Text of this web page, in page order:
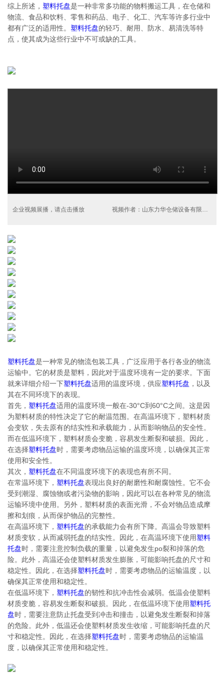
综上所述， 塑料托盘是一种非常多功能的物料搬运工具，在仓储和
物流、食品和饮料、零售和药品、电子、化工、汽车等许多行业中
都有广泛的适用性。 塑料托盘的轻巧、耐用、防水、易清洗等特
点，使其成为这些行业中不可或缺的工具。
企业视频展播，请点击播放 视频作者：山东力华仓储设备有限公司
塑料托盘是一种常见的物流包装工具，广泛应用于各行各业的物流
运输中。它的材质是塑料，因此对于温度环境有一定的要求。下面
就来详细介绍一下塑料托盘适用的温度环境，供应塑料托盘 ，以及
其在不同环境下的表现。
首先， 塑料托盘适用的温度环境一般在-30°C到60°C之间。这是因
为塑料材质的特性决定了它的耐温范围。在高温环境下，塑料材质
会变软，失去原有的结实性和承载能力，从而影响物品的安全性。
而在低温环境下，塑料材质会变脆，容易发生断裂和破损。因此，
在选择塑料托盘时，需要考虑物品运输的温度环境，以确保其正常
使用和安全性。
其次， 塑料托盘在不同温度环境下的表现也有所不同。
在常温环境下， 塑料托盘表现出良好的耐磨性和耐腐蚀性。它不会
受到潮湿、腐蚀物或者污染物的影响，因此可以在各种常见的物流
运输环境中使用。另外，塑料材质的表面光滑，不会对物品造成摩
擦和划痕，从而保护物品的完整性。
在高温环境下， 塑料托盘的承载能力会有所下降。高温会导致塑料
材质变软，从而减弱托盘的结实性。因此，在高温环境下使用塑料
托盘时，需要注意控制负载的重量，以避免发生po裂和掉落的危
险。此外，高温还会使塑料材质发生膨胀，可能影响托盘的尺寸和
稳定性。因此，在选择塑料托盘时，需要考虑物品的运输温度，以
确保其正常使用和稳定性。
在低温环境下， 塑料托盘的韧性和抗冲击性会减弱。低温会使塑料
材质变脆，容易发生断裂和破损。因此，在低温环境下使用塑料托
盘时，需要注意防止托盘受到冲击和撞击，以避免发生断裂和掉落
的危险。此外，低温还会使塑料材质发生收缩，可能影响托盘的尺
寸和稳定性。因此，在选择塑料托盘时，需要考虑物品的运输温
度，以确保其正常使用和稳定性。